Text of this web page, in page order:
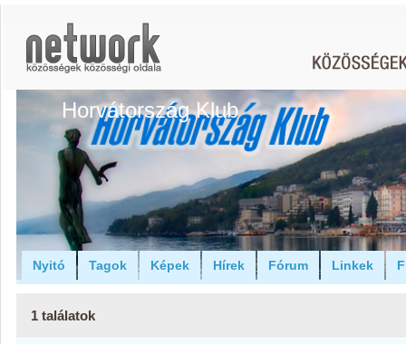
Horvátország Klub
Nyitó Tagok Képek Hírek Fórum Linkek
1 találatok